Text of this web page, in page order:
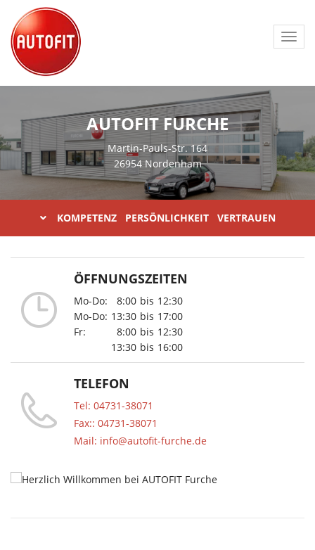
AUTOFIT FURCHE
Martin-Pauls-Str. 164
26954 Nordenham
KOMPETENZ PERSÖNLICHKEIT VERTRAUEN
ÖFFNUNGSZEITEN
Mo-Do: 8:00 bis 12:30
Mo-Do: 13:30 bis 17:00
Fr:
8:00 bis 12:30
13:30 bis 16:00
TELEFON
Tel: 04731-38071
Fax:: 04731-38071
Mail: info@autofit-furche.de